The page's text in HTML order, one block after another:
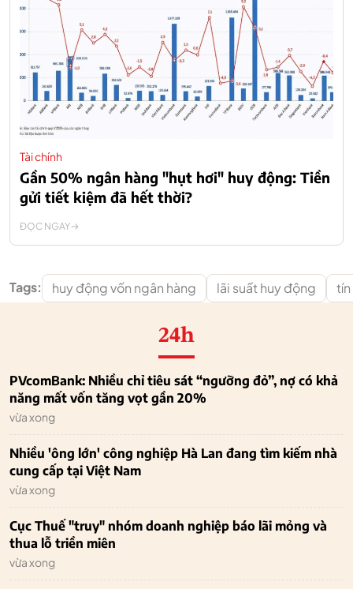
Tài chính
Gần 50% ngân hàng "hụt hơi" huy động: Tiền
gửi tiết kiệm đã hết thời?
ĐỌC NGAY
Tags: huy động vốn ngân hàng lãi suất huy động
24h
PVcomBank: Nhiều chỉ tiêu sát “ngưỡng đỏ”, nợ có khả
năng mất vốn tăng vọt gần 20%
vừa xong
Nhiều 'ông lớn' công nghiệp Hà Lan đang tìm kiếm nhà
cung cấp tại Việt Nam
vừa xong
Cục Thuế "truy" nhóm doanh nghiệp báo lãi mỏng và
thua lỗ triền miên
vừa xong